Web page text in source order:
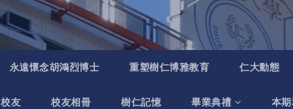
永遠懷念胡鴻烈博士 重塑樹仁博雅教育 仁大動態
校友 校友相冊 樹仁記憶 畢業典禮 本